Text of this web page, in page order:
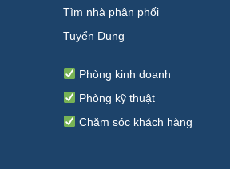
Tìm nhà phân phối
Tuyển Dụng
Phòng kinh doanh
Phòng kỹ thuật
Chăm sóc khách hàng